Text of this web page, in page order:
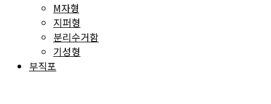
M자형
지퍼형
분리수거함
기성형
부직포